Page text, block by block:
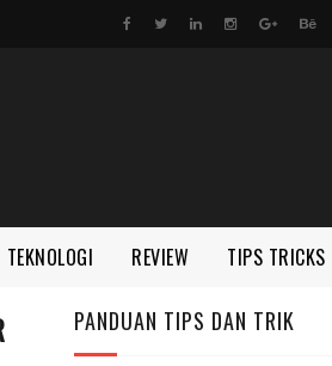
TEKNOLOGI REVIEW TIPS TRICKS
PANDUAN TIPS DAN TRIK